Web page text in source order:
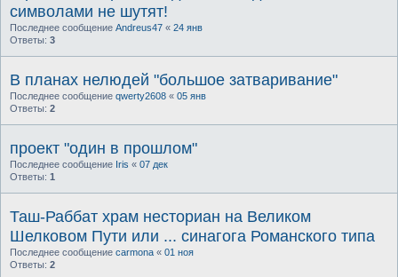
символами не шутят!
Последнее сообщение Andreus47 « 24 янв
Ответы: 3
В планах нелюдей "большое затваривание"
Последнее сообщение qwerty2608 « 05 янв
Ответы: 2
проект "один в прошлом"
Последнее сообщение Iris « 07 дек
Ответы: 1
Таш-Раббат храм несториан на Великом
Шелковом Пути или ... синагога Романского типа
Последнее сообщение carmona « 01 ноя
Ответы: 2